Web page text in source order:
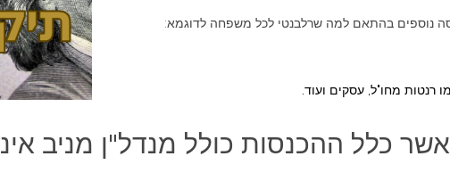
נוספים בהתאם למה שרלבנטי לכל משפחה לדוגמא:
רנטות מחו"ל, עסקים ועוד.
כלל ההכנסות כולל מנדל"ן מניב